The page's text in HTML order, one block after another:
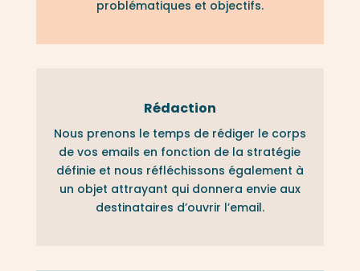
problématiques et objectifs.
Rédaction
Nous prenons le temps de rédiger le corps
de vos emails en fonction de la stratégie
définie et nous réfléchissons également à
un objet attrayant qui donnera envie aux
destinataires d’ouvrir l’email.